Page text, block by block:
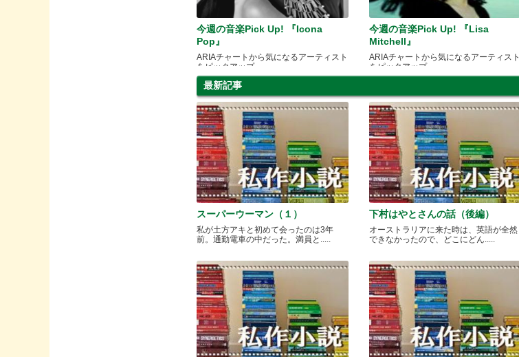
今週の音楽Pick Up! 『Icona
Pop』
ARIAチャートから気になるアーティスト
をピックアップ
今週の音楽Pick Up! 『Lisa
Mitchell』
ARIAチャートから気になるアーティスト
をピックアップ
最新記事
スーパーウーマン（１）
私が土方アキと初めて会ったのは3年
前。通勤電車の中だった。満員と.....
下村はやとさんの話（後編）
オーストラリアに来た時は、英語が全然
できなかったので、どこにどん.....